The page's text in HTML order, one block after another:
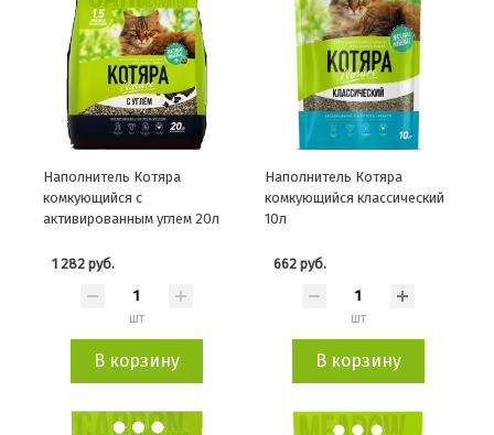
Наполнитель Котяра
комкующийся с
активированным углем 20л
1 282 руб.
шт
В корзину
Наполнитель Котяра
комкующийся классический
10л
662 руб.
шт
В корзину